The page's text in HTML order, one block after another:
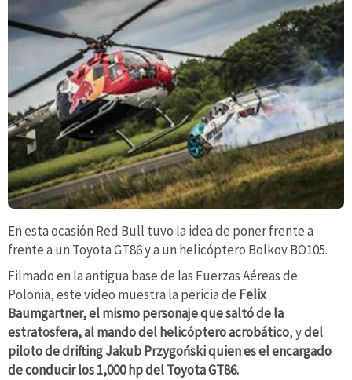
En esta ocasión Red Bull tuvo la idea de poner frente a
frente a un Toyota GT86 y a un helicóptero Bolkov BO105.
Filmado en la antigua base de las Fuerzas Aéreas de
Polonia, este video muestra la pericia de Felix
Baumgartner, el mismo personaje que saltó de la
estratosfera, al mando del helicóptero acrobático, ydel
piloto de drifting Jakub Przygoński quien es el encargado
de conducir los 1,000 hp del Toyota GT86.